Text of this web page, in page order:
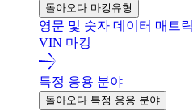
돌아오다 마킹유형
영문 및 숫자 데이터 매트
VIN 마킹
특정 응용 분야
돌아오다 특정 응용 분야